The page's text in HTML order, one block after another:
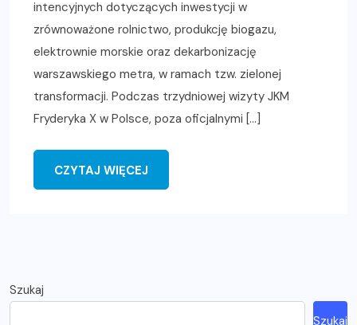
intencyjnych dotyczących inwestycji w
zrównoważone rolnictwo, produkcję biogazu,
elektrownie morskie oraz dekarbonizację
warszawskiego metra, w ramach tzw. zielonej
transformacji. Podczas trzydniowej wizyty JKM
Fryderyka X w Polsce, poza oficjalnymi […]
CZYTAJ WIĘCEJ
Szukaj
Szukaj